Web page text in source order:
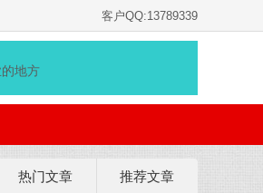
客户QQ:13789339
地方
热门文章 推荐文章